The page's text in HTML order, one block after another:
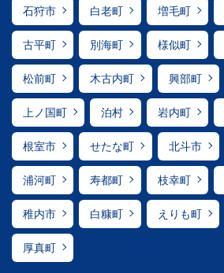
石狩市 白老町 増毛町
古平町 別海町 様似町
松前町 木古内町 興部町
上ノ国町 泊村 岩内町
根室市 せたな町 北斗市
浦河町 寿都町 枝幸町
稚内市 白糠町 えりも町
厚真町